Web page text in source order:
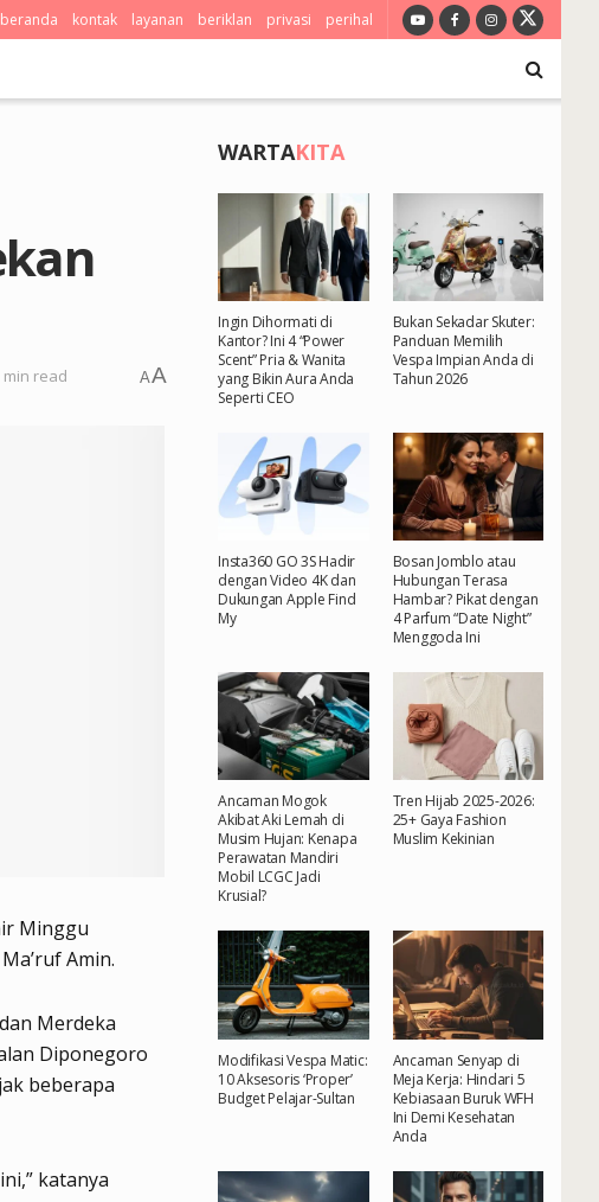
beranda kontak layanan beriklan privasi perihal
min read AA
Minggu
Amin.
Merdeka
Diponegoro
beberapa
katanya
WARTAKITA
Ingin Dihormati di
Kantor? Ini 4 “Power
Scent” Pria & Wanita
yang Bikin Aura Anda
Seperti CEO
Bukan Sekadar Skuter:
Panduan Memilih
Vespa Impian Anda di
Tahun 2026
Insta360 GO 3S Hadir
dengan Video 4K dan
Dukungan Apple Find
My
Bosan Jomblo atau
Hubungan Terasa
Hambar? Pikat dengan
4 Parfum “Date Night”
Menggoda Ini
Ancaman Mogok
Akibat Aki Lemah di
Musim Hujan: Kenapa
Perawatan Mandiri
Mobil LCGC Jadi
Krusial?
Tren Hijab 2025-2026:
25+ Gaya Fashion
Muslim Kekinian
Modifikasi Vespa Matic:
10 Aksesoris ‘Proper’
Budget Pelajar-Sultan
Ancaman Senyap di
Meja Kerja: Hindari 5
Kebiasaan Buruk WFH
Ini Demi Kesehatan
Anda